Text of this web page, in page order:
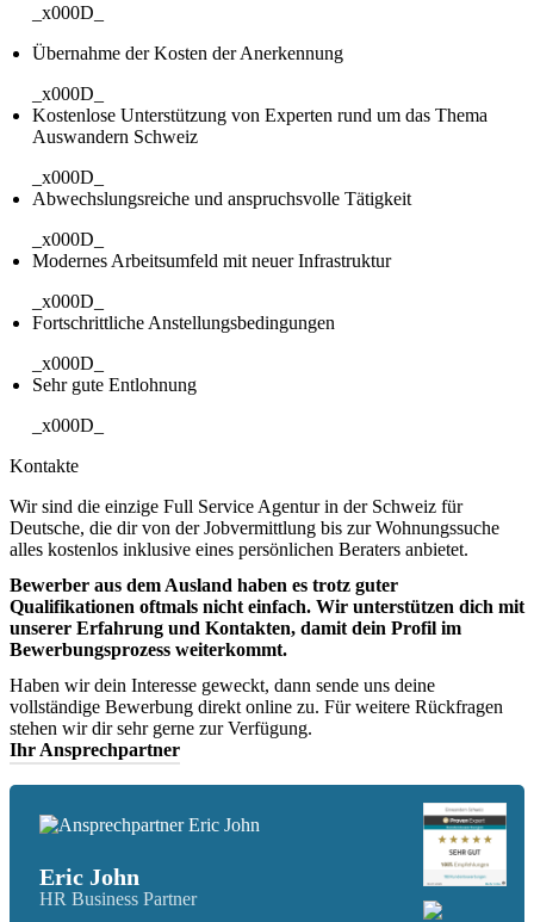
_x000D_
Übernahme der Kosten der Anerkennung
_x000D_
Kostenlose Unterstützung von Experten rund um das Thema
Auswandern Schweiz
_x000D_
Abwechslungsreiche und anspruchsvolle Tätigkeit
_x000D_
Modernes Arbeitsumfeld mit neuer Infrastruktur
_x000D_
Fortschrittliche Anstellungsbedingungen
_x000D_
Sehr gute Entlohnung
_x000D_
Kontakte
Wir sind die einzige Full Service Agentur in der Schweiz für
Deutsche, die dir von der Jobvermittlung bis zur Wohnungssuche
alles kostenlos inklusive eines persönlichen Beraters anbietet.
Bewerber aus dem Ausland haben es trotz guter
Qualifikationen oftmals nicht einfach. Wir unterstützen dich mit
unserer Erfahrung und Kontakten, damit dein Profil im
Bewerbungsprozess weiterkommt.
Haben wir dein Interesse geweckt, dann sende uns deine
vollständige Bewerbung direkt online zu. Für weitere Rückfragen
stehen wir dir sehr gerne zur Verfügung.
Ihr Ansprechpartner
Eric John
HR Business Partner